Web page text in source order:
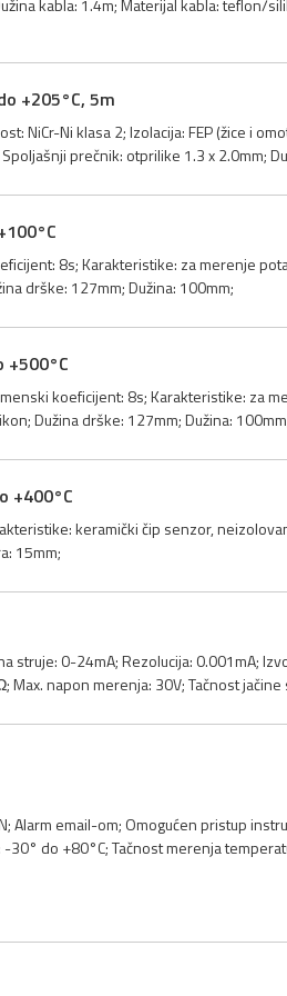
+205°C, 5m
NiCr-Ni klasa 2; Izolacija: FEP (žice i
prečnik: otprilike 1.3 x 2.0mm;
8s; Karakteristike: za merenje
drške: 127mm; Dužina: 100mm;
+500°C
koeficijent: 8s; Karakteristike: za
Dužina drške: 127mm; Dužina:
+400°C
keramički čip senzor,
15mm;
struje: 0-24mA; Rezolucija: 0.001mA;
napon merenja: 30V; Tačnost jačine
Alarm email-om; Omogućen pristup
do +80°C; Tačnost merenja